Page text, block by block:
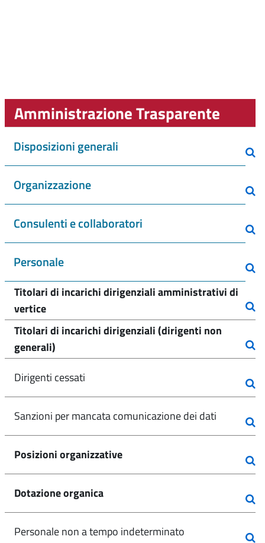
Amministrazione Trasparente
Disposizioni generali
Organizzazione
Consulenti e collaboratori
Personale
Titolari di incarichi dirigenziali amministrativi di
vertice
Titolari di incarichi dirigenziali (dirigenti non
generali)
Dirigenti cessati
Sanzioni per mancata comunicazione dei dati
Posizioni organizzative
Dotazione organica
Personale non a tempo indeterminato